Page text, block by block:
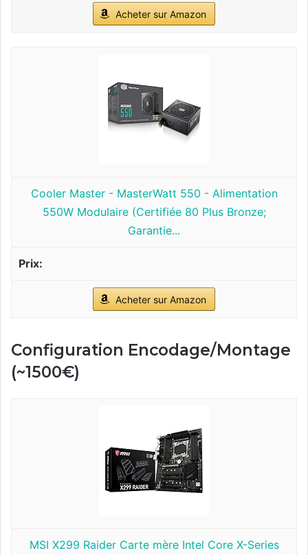
Acheter sur Amazon
Cooler Master - MasterWatt 550 - Alimentation
550W Modulaire (Certifiée 80 Plus Bronze;
Garantie...
Acheter sur Amazon
Configuration Encodage/Montage
(~1500€)
MSI X299 Raider Carte mère Intel Core X-Series